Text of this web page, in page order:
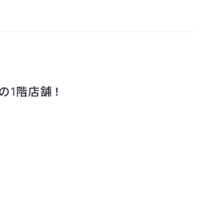
1階店舗！